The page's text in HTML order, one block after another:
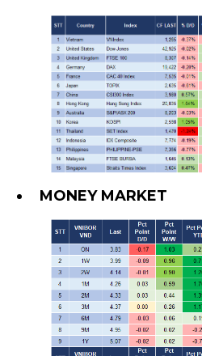
MONEY MARKET